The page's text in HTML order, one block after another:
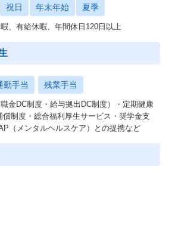
祝日 年末年始 夏季
、有給休暇、年間休日120日以上
勤手当 残業手当
金DC制度・給与拠出DC制度）・定期健康
制度・総合福利厚⽣サービス・奨学⾦⽀
（メンタルヘルスケア）との提携など